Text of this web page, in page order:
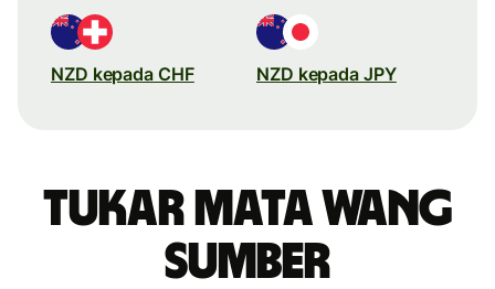
NZD kepada CHF NZD kepada JPY
Tukar mata wang
sumber